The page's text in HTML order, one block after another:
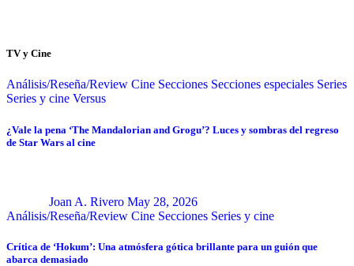
TV y Cine
Análisis/Reseña/Review Cine Secciones Secciones especiales Series
Series y cine Versus
¿Vale la pena ‘The Mandalorian and Grogu’? Luces y sombras del regreso
de Star Wars al cine
Joan A. Rivero May 28, 2026
Análisis/Reseña/Review Cine Secciones Series y cine
Crítica de ‘Hokum’: Una atmósfera gótica brillante para un guión que
abarca demasiado